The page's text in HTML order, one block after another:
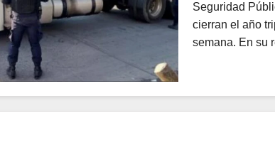
Seguridad
cierran el año
semana. En su